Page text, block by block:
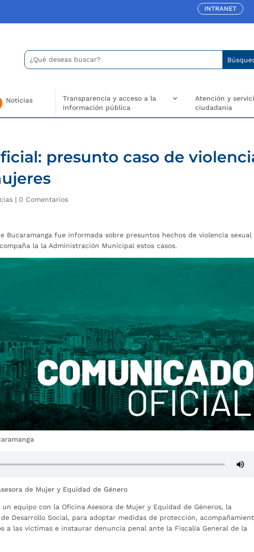
INTRANET
Buscar:
Search
for...
Noticias
Transparencia y acceso a la
información pública
Atención y
ciudadanía
presunto caso de
| 0 Comentarios
Bucaramanga fue informada sobre presuntos hechos de violencia sexual
la la Administración Municipal estos casos.
de Mujer y Equidad de Género
equipo con la Oficina Asesora de Mujer y Equidad de Géneros, la
Desarrollo Social, para adoptar medidas de protección,
a las víctimas e instaurar denuncia penal ante la Fiscalía General de la